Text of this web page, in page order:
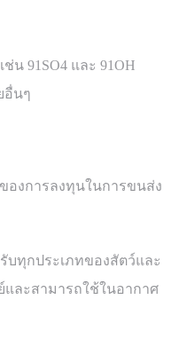
91SO4 และ 91OH
อื่นๆ
องการลงทุนในการขนส่ง
บทุกประเภทของสัตว์และ
ละสามารถใช้ในอากาศ